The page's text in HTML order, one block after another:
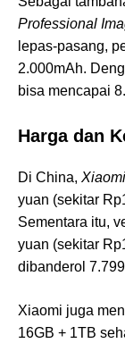
Professional
lepas-pasang,
2.000mAh.
bisa mencapai
Harga dan
Di China,
yuan (sekitar
Sementara itu,
yuan (sekitar
dibanderol
Xiaomi juga
16GB + 1TB